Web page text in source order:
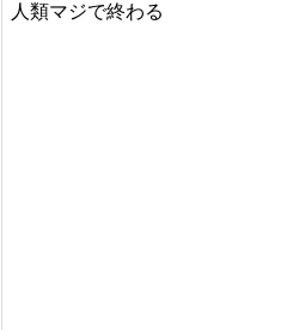
人類マジで終わる